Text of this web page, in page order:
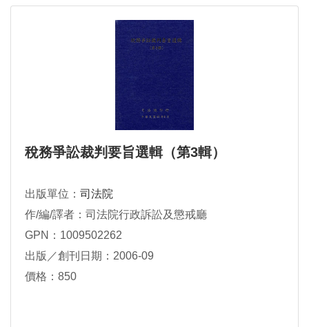
稅務爭訟裁判要旨選輯（第3輯）
出版單位： 司法院
作/編/譯者：司法院行政訴訟及懲戒廳
GPN：1009502262
出版／創刊日期：2006-09
價格：850